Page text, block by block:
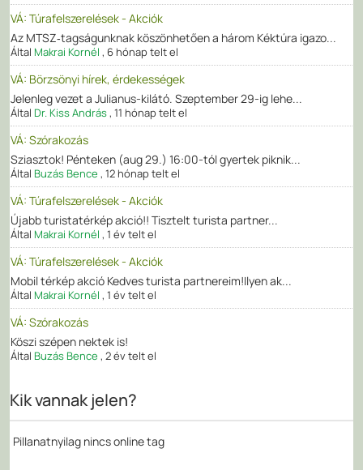
VÁ: Túrafelszerelések - Akciók
Az MTSZ‑tagságunknak köszönhetően a három Kéktúra igazo...
Által Makrai Kornél , 6 hónap telt el
VÁ: Börzsönyi hírek, érdekességek
Jelenleg vezet a Julianus-kilátó. Szeptember 29-ig lehe...
Által Dr. Kiss András, 11 hónap telt el
VÁ: Szórakozás
Sziasztok! Pénteken (aug 29.) 16:00-tól gyertek piknik...
Által Buzás Bence , 12 hónap telt el
VÁ: Túrafelszerelések - Akciók
Újabb turistatérkép akció!! Tisztelt turista partner...
Által Makrai Kornél , 1 év telt el
VÁ: Túrafelszerelések - Akciók
Mobil térkép akció Kedves turista partnereim!Ilyen ak...
Által Makrai Kornél , 1 év telt el
VÁ: Szórakozás
Köszi szépen nektek is!
Által Buzás Bence , 2 év telt el
Kik vannak jelen?
Pillanatnyilag nincs online tag